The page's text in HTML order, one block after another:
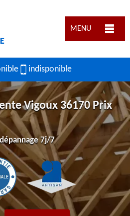
MENU
indisponible
Vigoux 36170 Prix
7j/7